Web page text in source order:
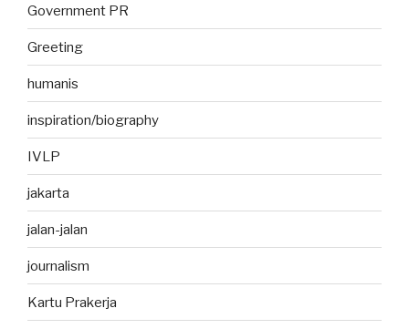
Government PR
Greeting
humanis
inspiration/biography
IVLP
jakarta
jalan-jalan
journalism
Kartu Prakerja